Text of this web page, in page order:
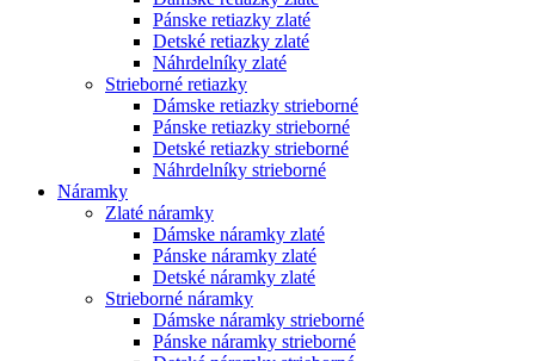
Pánske retiazky zlaté
Detské retiazky zlaté
Náhrdelníky zlaté
Strieborné retiazky
Dámske retiazky strieborné
Pánske retiazky strieborné
Detské retiazky strieborné
Náhrdelníky strieborné
Náramky
Zlaté náramky
Dámske náramky zlaté
Pánske náramky zlaté
Detské náramky zlaté
Strieborné náramky
Dámske náramky strieborné
Pánske náramky strieborné